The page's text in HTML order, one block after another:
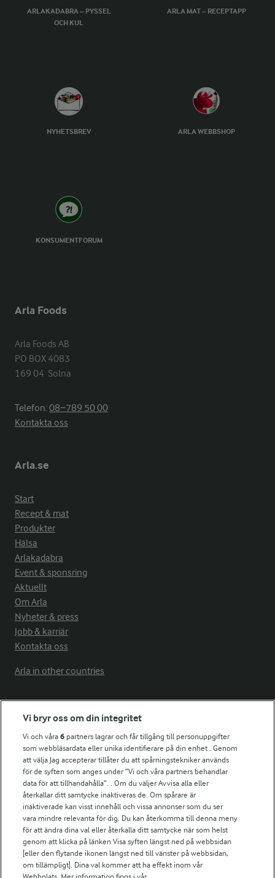
ARLAKADABRA – PYSSEL
OCH KUL
ARLA MAT – RECEPTAPP
NYHETSBREV ARLA WEBBSHOP
KONSUMENTFORUM
Arla Foods
Arla Foods AB
PO BOX 4083
169 04  Solna
Telefon:08−789 50 00
Kontakta oss
Arla.se
Start
Recept & mat
Produkter
Hälsa
Arlakadabra
Event & sponsring
Aktuellt
Om Arla
Nyheter & press
Jobb & karriär
Kontakta oss
Arla in other countries
Fler Arlasajter
För ägare
Arlas kundportal
Arla.com
Falbygdens Ost
Arla webbshop
Bildbank
Följ oss
Vi bryr oss om din integritet
Vi och våra6 partners lagrar och får tillgång till personuppgifter
som webbläsardata eller unika identifierare på din enhet . Genom
att välja Jag accepterar tillåter du att spårningstekniker används
för de syften som anges under ”Vi och våra partners behandlar
data för att tillhandahålla”. . Om du väljer Avvisa alla eller
återkallar ditt samtycke inaktiveras de. Om spårare är
inaktiverade kan visst innehåll och vissa annonser som du ser
vara mindre relevanta för dig. Du kan återkomma till denna meny
för att ändra dina val eller återkalla ditt samtycke när som helst
genom att klicka på länken Visa syften längst ned på webbsidan
[eller den flytande ikonen längst ned till vänster på webbsidan,
om tillämpligt]. Dina val kommer att ha effekt inom vår